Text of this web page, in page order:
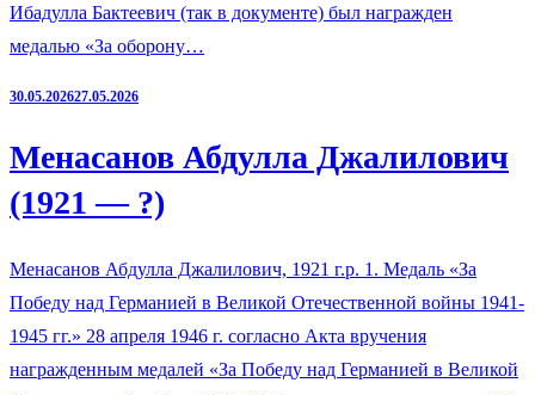
Ибадулла Бактеевич (так в документе) был награжден
медалью «За оборону…
30.05.202627.05.2026
Менасанов Абдулла Джалилович
(1921 — ?)
Менасанов Абдулла Джалилович, 1921 г.р. 1. Медаль «За
Победу над Германией в Великой Отечественной войны 1941-
1945 гг.» 28 апреля 1946 г. согласно Акта вручения
награжденным медалей «За Победу над Германией в Великой